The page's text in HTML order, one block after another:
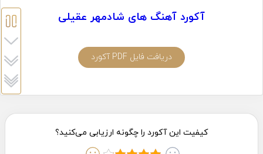
آکورد آهنگ های شادمهر عقیلی
دریافت فایل PDF آکورد